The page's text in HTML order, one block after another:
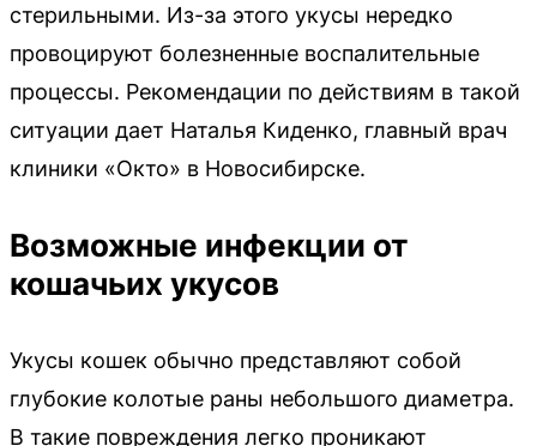
стерильными. Из-за этого укусы нередко
провоцируют болезненные воспалительные
процессы. Рекомендации по действиям в такой
ситуации дает Наталья Киденко, главный врач
клиники «Окто» в Новосибирске.
Возможные инфекции от
кошачьих укусов
Укусы кошек обычно представляют собой
глубокие колотые раны небольшого диаметра.
В такие повреждения легко проникают